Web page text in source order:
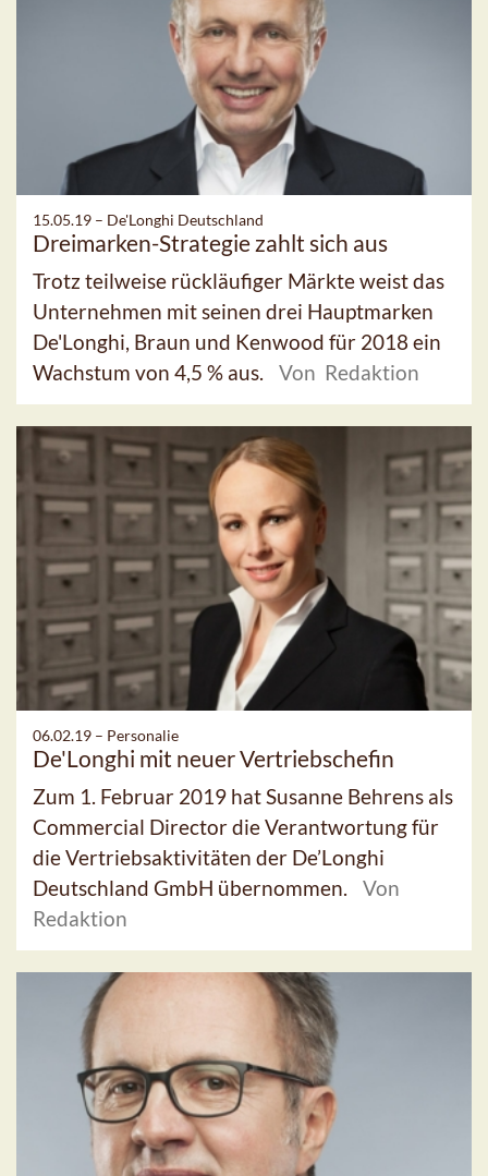
15.05.19 – De'Longhi Deutschland
Dreimarken-Strategie zahlt sich aus
Trotz teilweise rückläufiger Märkte weist das
Unternehmen mit seinen drei Hauptmarken
De'Longhi, Braun und Kenwood für 2018 ein
Wachstum von 4,5 % aus.
Von Redaktion
06.02.19 – Personalie
De'Longhi mit neuer Vertriebschefin
Zum 1. Februar 2019 hat Susanne Behrens als
Commercial Director die Verantwortung für
die Vertriebsaktivitäten der De’Longhi
Deutschland GmbH übernommen.
Von
Redaktion